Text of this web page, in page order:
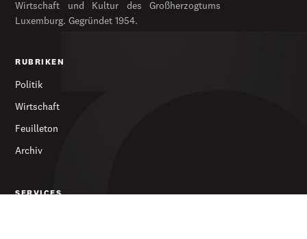
Wirtschaft und Kultur des Großherzogtums
Luxemburg. Gegründet 1954.
RUBRIKEN
Politik
Wirtschaft
Feuilleton
Archiv
SERVICES